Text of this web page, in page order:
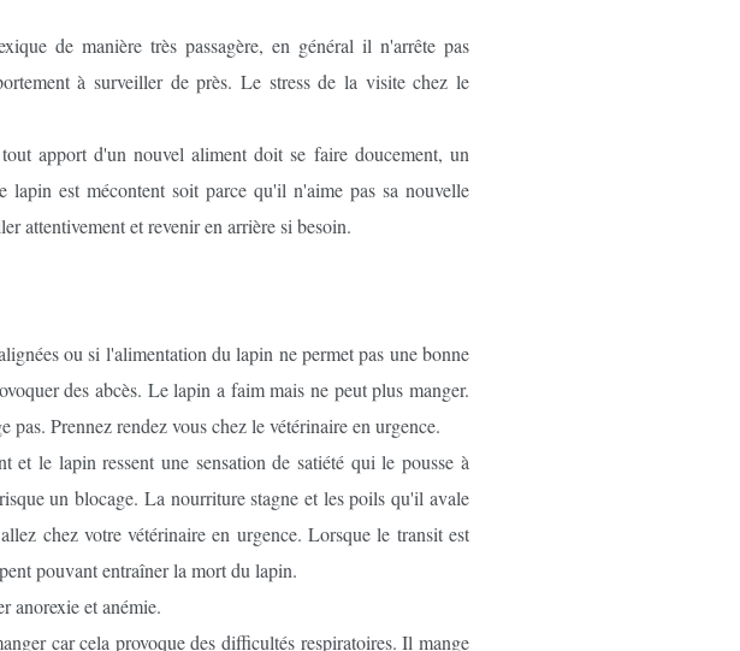
de manière très passagère, en général il n'arrête pas
à surveiller de près. Le stress de la visite chez le
apport d'un nouvel aliment doit se faire doucement, un
lapin est mécontent soit parce qu'il n'aime pas sa nouvelle
attentivement et revenir en arrière si besoin.
ou si l'alimentation du lapin ne permet pas une bonne
des abcès. Le lapin a faim mais ne peut plus manger.
pas. Prennez rendez vous chez le vétérinaire en urgence.
le lapin ressent une sensation de satiété qui le pousse à
un blocage. La nourriture stagne et les poils qu'il avale
chez votre vétérinaire en urgence. Lorsque le transit est
pouvant entraîner la mort du lapin.
anorexie et anémie.
car cela provoque des difficultés respiratoires. Il mange